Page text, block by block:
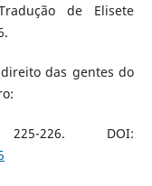
de Elisete
das gentes do
226. DOI: